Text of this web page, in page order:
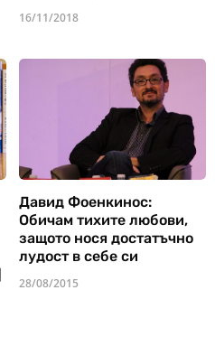
16/11/2018
Давид Фоенкинос:
Обичам тихите любови,
защото нося достатъчно
лудост в себе си
28/08/2015